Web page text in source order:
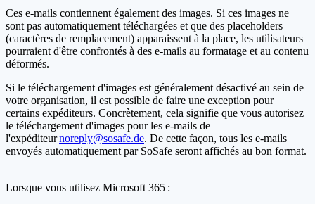
Ces e-mails contiennent également des images. Si ces images ne
sont pas automatiquement téléchargées et que des placeholders
(caractères de remplacement) apparaissent à la place, les utilisateurs
pourraient d'être confrontés à des e-mails au formatage et au contenu
déformés.
Si le téléchargement d'images est généralement désactivé au sein de
votre organisation, il est possible de faire une exception pour
certains expéditeurs. Concrètement, cela signifie que vous autorisez
le téléchargement d'images pour les e-mails de
l'expéditeurnoreply@sosafe.de. De cette façon, tous les e-mails
envoyés automatiquement par SoSafe seront affichés au bon format.
Lorsque vous utilisez Microsoft 365 :